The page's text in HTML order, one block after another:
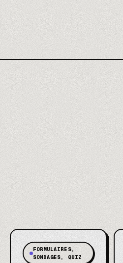
AGENCE FILLOUT AVIS FILLOUT
FORMULAIRES,
SONDAGES, QUIZ